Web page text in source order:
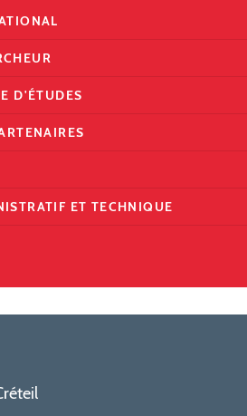
D'ÉTUDES
ET TECHNIQUE